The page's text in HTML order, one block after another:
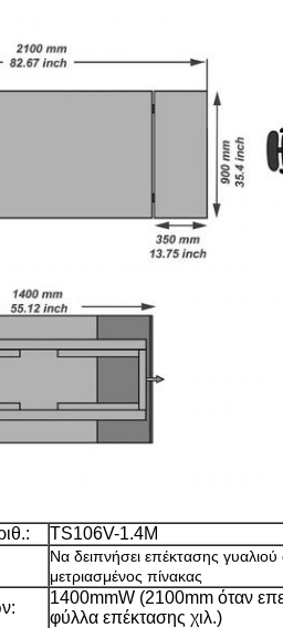
TS106V-1.4M
Να δειπνήσει επέκτασης
μετριασμένος πίνακας
1400mmW (2100mm όταν
φύλλα επέκτασης χιλ.)